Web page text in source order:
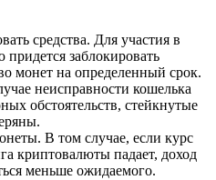
средства. Для участия в
придется заблокировать
монет на определенный срок.
неисправности кошелька
обстоятельств, стейкнутые
В том случае, если курс
криптовалюты падает, доход
меньше ожидаемого.